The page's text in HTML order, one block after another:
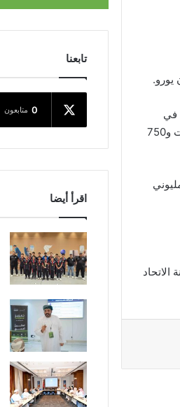
في
النسخة المقبلة على تسعة ملايين و250 ألف يورو ومليون ونصف مليون يورو عن كل فوز في مرحلة المجموعات و750
في حين أن لجنة الاتحاد
تابعنا
0 متابعون
اقرأ أيضا